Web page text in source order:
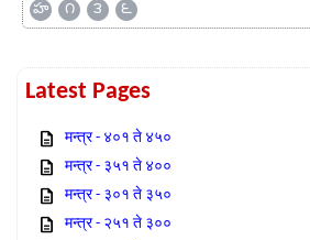
హ
౧ ౩ ౬
Latest Pages
मन्त्र - ४०१ ते ४५०
मन्त्र - ३५१ ते ४००
मन्त्र - ३०१ ते ३५०
मन्त्र - २५१ ते ३००